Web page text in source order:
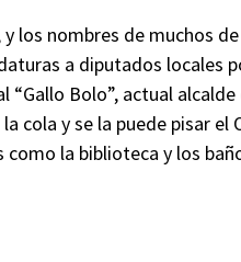
los nombres de muchos
a diputados locales
Bolo”, actual
cola y se la puede pisar el
como la biblioteca y los